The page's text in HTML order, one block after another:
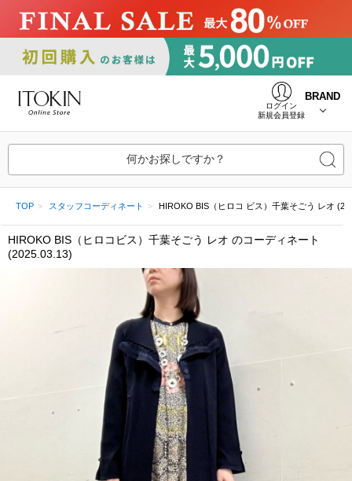
ログイン
新規会員登録
BRAND
何かお探しですか？
TOP スタッフコーディネート HIROKO BIS（ヒロコ ビス）千葉そごう レオ
HIROKO BIS（ヒロコビス）千葉そごう レオ のコーディネート
(2025.03.13)